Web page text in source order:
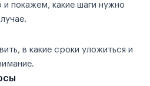
покажем, какие шаги нужно
в какие сроки уложиться и